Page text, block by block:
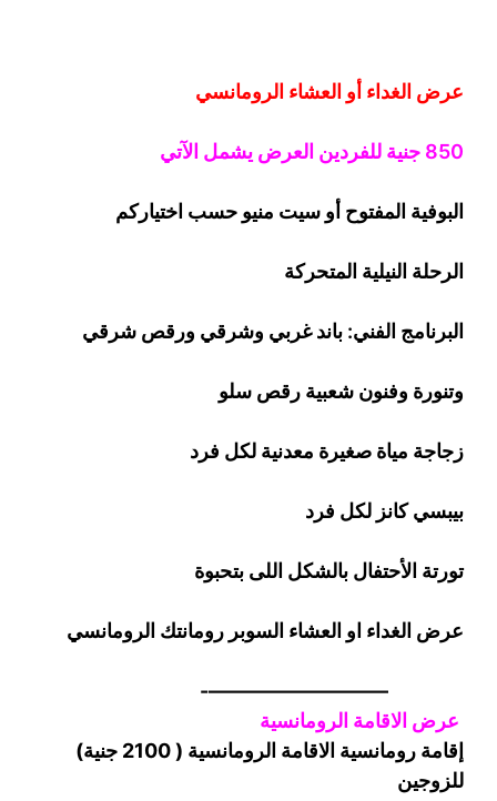
عرض الغداء أو العشاء الرومانسي
850 جنية للفردين العرض يشمل الآتي
البوفية المفتوح أو سيت منيو حسب اختياركم
الرحلة النيلية المتحركة
البرنامج الفني: باند غربي وشرقي ورقص شرقي
وتنورة وفنون شعبية رقص سلو
زجاجة مياة صغيرة معدنية لكل فرد
بيبسي كانز لكل فرد
تورتة الأحتفال بالشكل اللى بتحبوة
عرض الغداء او العشاء السوبر رومانتك الرومانسي
—————————-
عرض الاقامة الرومانسية
إقامة رومانسية الاقامة الرومانسية ( 2100 جنية)
للزوجين